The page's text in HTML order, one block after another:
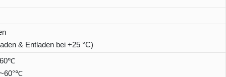
& Entladen bei +25 °C)